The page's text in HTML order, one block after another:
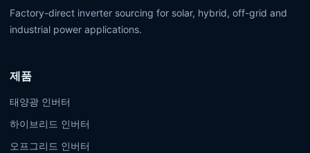
Factory-direct inverter sourcing for solar, hybrid, off-grid and
industrial power applications.
제품
태양광 인버터
하이브리드 인버터
오프그리드 인버터